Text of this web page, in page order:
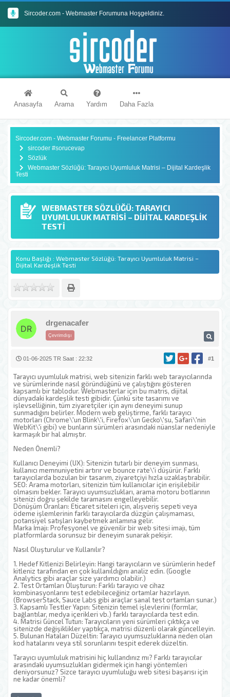
Sircoder.com - Webmaster Forumuna Hoşgeldiniz.
Sircoder.com Webmaster Forumu Kuralları
Anasayfa Arama Yardım Daha Fazla
Sircoder.com - Webmaster Forumu - Freelancer Platformu
sircoder #sorucevap
Sözlük
Webmaster Sözlüğü: Tarayıcı Uyumluluk Matrisi – Dijital Kardeşlik
Testi
WEBMASTER SÖZLÜĞÜ: TARAYICI
UYUMLULUK MATRISI – DIJITAL KARDEŞLIK
TESTI
Konu Başlığı : Webmaster Sözlüğü: Tarayıcı Uyumluluk Matrisi –
Dijital Kardeşlik Testi
Çevrimdışı
drgenacafer
#1
01-06-2025 TR Saat : 22:32
Tarayıcı uyumluluk matrisi, web sitenizin farklı web tarayıcılarında
ve sürümlerinde nasıl göründüğünü ve çalıştığını gösteren
kapsamlı bir tablodur. Webmasterlar için bu matris, dijital
dünyadaki kardeşlik testi gibidir. Çünkü site tasarımı ve
işlevselliğinin, tüm ziyaretçiler için aynı deneyimi sunup
sunmadığını belirler. Modern web geliştirme, farklı tarayıcı
motorları (Chrome\'un Blink\'i, Firefox\'un Gecko\'su, Safari\'nin
WebKit\'i gibi) ve bunların sürümleri arasındaki nüanslar nedeniyle
karmaşık bir hal almıştır.
Neden Önemli?
Kullanıcı Deneyimi (UX): Sitenizin tutarlı bir deneyim sunması,
kullanıcı memnuniyetini artırır ve bounce rate\'i düşürür. Farklı
tarayıcılarda bozulan bir tasarım, ziyaretçiyi hızla uzaklaştırabilir.
SEO: Arama motorları, sitenizin tüm kullanıcılar için erişilebilir
olmasını bekler. Tarayıcı uyumsuzlukları, arama motoru botlarının
sitenizi doğru şekilde taramasını engelleyebilir.
Dönüşüm Oranları: Eticaret siteleri için, alışveriş sepeti veya
ödeme işlemlerinin farklı tarayıcılarda düzgün çalışmaması,
potansiyel satışları kaybetmek anlamına gelir.
Marka İmajı: Profesyonel ve güvenilir bir web sitesi imajı, tüm
platformlarda sorunsuz bir deneyim sunarak pekişir.
Nasıl Oluşturulur ve Kullanılır?
1. Hedef Kitlenizi Belirleyin: Hangi tarayıcıların ve sürümlerin hedef
kitleniz tarafından en çok kullanıldığını analiz edin. (Google
Analytics gibi araçlar size yardımcı olabilir.)
2. Test Ortamları Oluşturun: Farklı tarayıcı ve cihaz
kombinasyonlarını test edebileceğiniz ortamlar hazırlayın.
(BrowserStack, Sauce Labs gibi araçlar sanal test ortamları sunar.)
3. Kapsamlı Testler Yapın: Sitenizin temel işlevlerini (formlar,
bağlantılar, medya içerikleri vb.) farklı tarayıcılarda test edin.
4. Matrisi Güncel Tutun: Tarayıcıların yeni sürümleri çıktıkça ve
sitenizde değişiklikler yaptıkça, matrisi düzenli olarak güncelleyin.
5. Bulunan Hataları Düzeltin: Tarayıcı uyumsuzluklarına neden olan
kod hatalarını veya stil sorunlarını tespit ederek düzeltin.
Tarayıcı uyumluluk matrisini hiç kullandınız mı? Farklı tarayıcılar
arasındaki uyumsuzlukları gidermek için hangi yöntemleri
deniyorsunuz? Sizce tarayıcı uyumluluğu web sitesi başarısı için
ne kadar önemli?